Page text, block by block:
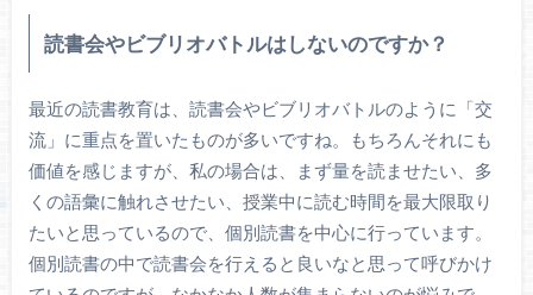
読書会やビブリオバトルはしないのですか？
最近の読書教育は、読書会やビブリオバトルのように「交
流」に重点を置いたものが多いですね。もちろんそれにも
価値を感じますが、私の場合は、まず量を読ませたい、多
くの語彙に触れさせたい、授業中に読む時間を最大限取り
たいと思っているので、個別読書を中心に行っています。
個別読書の中で読書会を行えると良いなと思って呼びかけ